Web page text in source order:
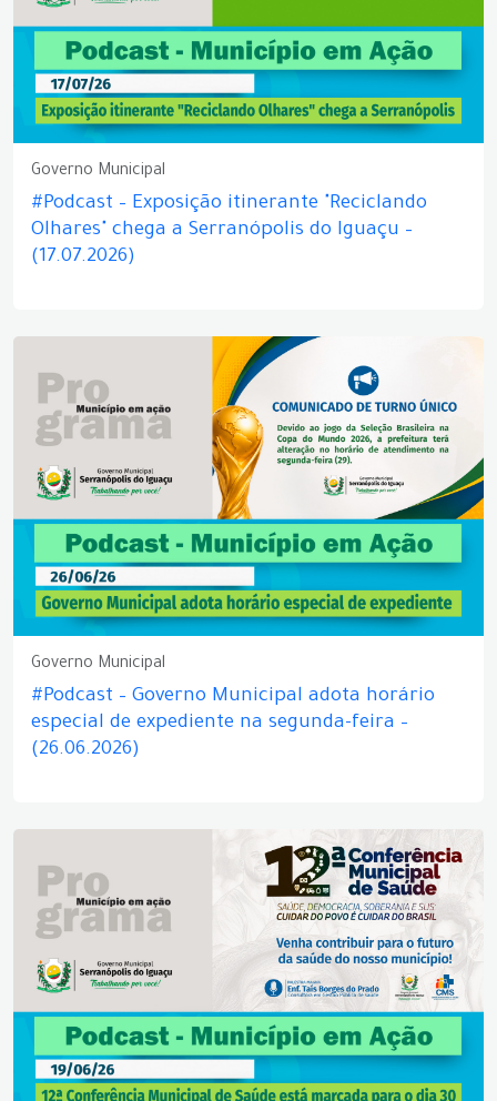
Governo Municipal
#Podcast – Exposição itinerante "Reciclando
Olhares" chega a Serranópolis do Iguaçu –
(17.07.2026)
Governo Municipal
#Podcast – Governo Municipal adota horário
especial de expediente na segunda-feira –
(26.06.2026)